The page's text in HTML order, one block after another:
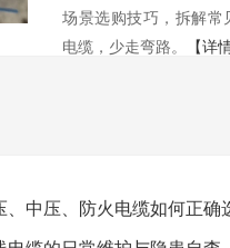
场景选购技巧，拆解
电缆，少走弯路。
【详
中压、防火电缆如何正确